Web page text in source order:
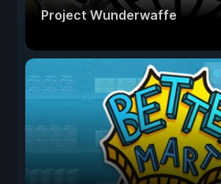
Project Wunderwaffe